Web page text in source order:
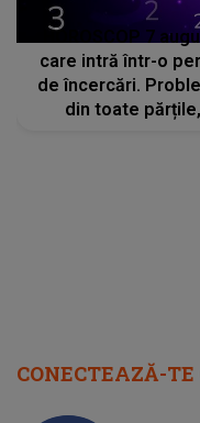
HOROSCOP 7
care intră într-o
de încercări.
din toate
CONECTEAZĂ-TE